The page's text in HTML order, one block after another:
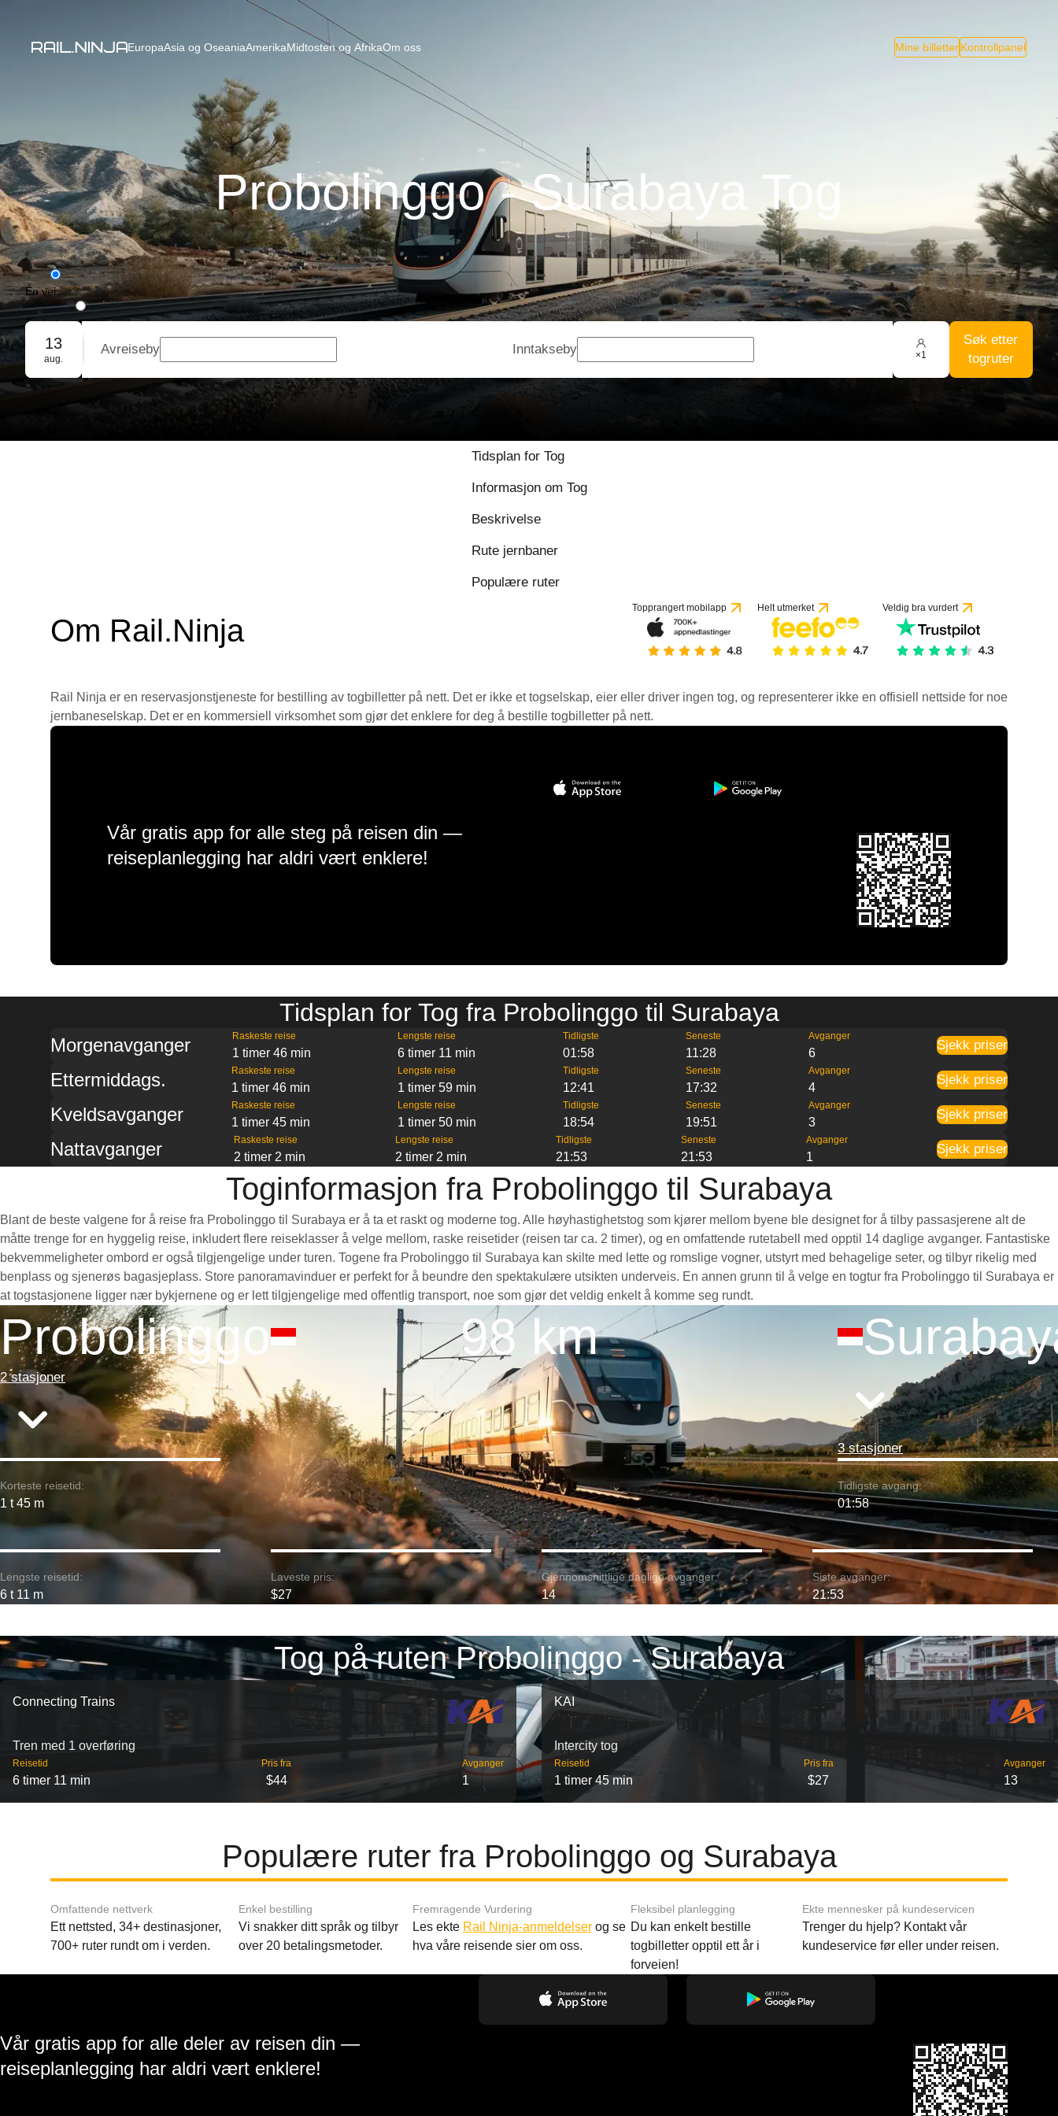
EuropaAsia og OseaniaAmerikaMidtosten og AfrikaOm oss Mine billetterKontrollpanel
Probolinggo - Surabaya Tog
Én vei
Tur/retur
Gruppebooking
13
aug.
Avreiseby Inntakseby ×1
Søk etter
togruter
Tidsplan for Tog
Informasjon om Tog
Beskrivelse
Rute jernbaner
Populære ruter
Om Rail.Ninja
Topprangert mobilapp Helt utmerket Veldig bra vurdert
Rail Ninja er en reservasjons­tjeneste for bestilling av togbilletter på nett. Det er ikke et togselskap, eier eller driver ingen tog, og representerer ikke en offisiell nettside for noe
jernbaneselskap. Det er en kommersiell virksomhet som gjør det enklere for deg å bestille togbilletter på nett.
Vår gratis app for alle steg på reisen din —
reiseplanlegging har aldri vært enklere!
Tidsplan for Tog fra Probolinggo til Surabaya
Morgenavganger Raskeste reise
1 timer 46 min
Lengste reise
6 timer 11 min
Tidligste
01:58
Seneste
11:28
Avganger
6
Sjekk priser
Ettermiddags. Raskeste reise
1 timer 46 min
Lengste reise
1 timer 59 min
Tidligste
12:41
Seneste
17:32
Avganger
4
Sjekk priser
Kveldsavganger Raskeste reise
1 timer 45 min
Lengste reise
1 timer 50 min
Tidligste
18:54
Seneste
19:51
Avganger
3
Sjekk priser
Nattavganger Raskeste reise
2 timer 2 min
Lengste reise
2 timer 2 min
Tidligste
21:53
Seneste
21:53
Avganger
1
Sjekk priser
Toginformasjon fra Probolinggo til Surabaya
Blant de beste valgene for å reise fra Probolinggo til Surabaya er å ta et raskt og moderne tog. Alle høyhastighetstog som kjører mellom byene ble designet for å tilby passasjerene alt de
måtte trenge for en hyggelig reise, inkludert flere reiseklasser å velge mellom, raske reisetider (reisen tar ca. 2 timer), og en omfattende rutetabell med opptil 14 daglige avganger. Fantastiske
bekvemmeligheter ombord er også tilgjengelige under turen. Togene fra Probolinggo til Surabaya kan skilte med lette og romslige vogner, utstyrt med behagelige seter, og tilbyr rikelig med
benplass og sjenerøs bagasjeplass. Store panoramavinduer er perfekt for å beundre den spektakulære utsikten underveis. En annen grunn til å velge en togtur fra Probolinggo til Surabaya er
at togstasjonene ligger nær bykjernene og er lett tilgjengelige med offentlig transport, noe som gjør det veldig enkelt å komme seg rundt.
Probolinggo
2 stasjoner
98 km
3 stasjoner
Korteste reisetid:
1 t 45 m
Tidligste avgang:
01:58
Lengste reisetid:
6 t 11 m
Laveste pris:
$27
Gjennomsnittlige daglige avganger:
14
Siste avganger:
21:53
Tog på ruten Probolinggo - Surabaya
Connecting Trains
Tren med 1 overføring
Reisetid
6 timer 11 min
Pris fra
$44
Avganger
1
KAI
Intercity tog
Reisetid
1 timer 45 min
Pris fra
$27
Avganger
13
Populære ruter fra Probolinggo og Surabaya
Omfattende nettverk
Ett nettsted, 34+ destinasjoner,
700+ ruter rundt om i verden.
Enkel bestilling
Vi snakker ditt språk og tilbyr
over 20 betalingsmetoder.
Fremragende Vurdering
Les ekte Rail Ninja-anmeldelserog se
hva våre reisende sier om oss.
Fleksibel planlegging
Du kan enkelt bestille
togbilletter opptil ett år i
forveien!
Ekte mennesker på kundeservicen
Trenger du hjelp? Kontakt vår
kundeservice før eller under reisen.
Vår gratis app for alle deler av reisen din —
reiseplanlegging har aldri vært enklere!